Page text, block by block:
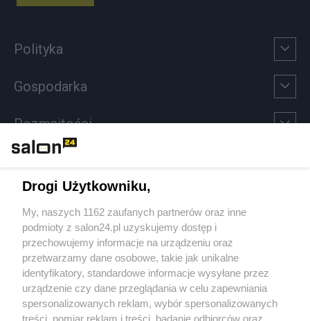
Polityka
Gospodarka
Rozmaitości
Sport
Społeczeństwo
Kultura
Drogi Użytkowniku,
My, naszych 1162 zaufanych partnerów oraz inne
podmioty z salon24.pl uzyskujemy dostęp i
przechowujemy informacje na urządzeniu oraz
przetwarzamy dane osobowe, takie jak unikalne
identyfikatory, standardowe informacje wysyłane przez
urządzenie czy dane przeglądania w celu zapewniania
spersonalizowanych reklam, wybór spersonalizowanych
treści, pomiar reklam i treści, badanie odbiorców oraz